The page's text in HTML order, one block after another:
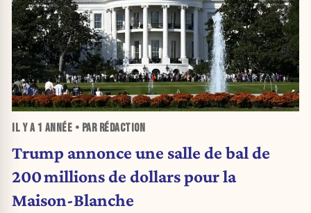
IL Y A 1 ANNÉE • PAR RÉDACTION
Trump annonce une salle de bal de
200 millions de dollars pour la
Maison-Blanche